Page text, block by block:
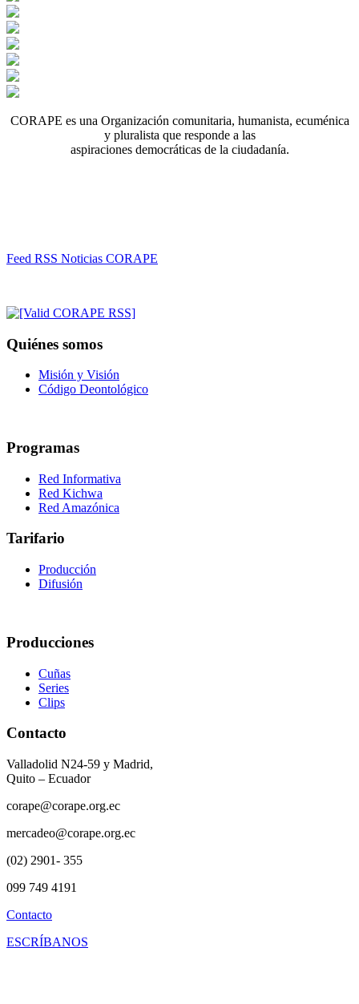
CORAPE es una Organización comunitaria, humanista, ecuménica
y pluralista que responde a las
aspiraciones democráticas de la ciudadanía.
Feed RSS Noticias CORAPE
Quiénes somos
Misión y Visión
Código Deontológico
Programas
Red Informativa
Red Kichwa
Red Amazónica
Tarifario
Producción
Difusión
Producciones
Cuñas
Series
Clips
Contacto
Valladolid N24-59 y Madrid,
Quito – Ecuador
corape@corape.org.ec
mercadeo@corape.org.ec
(02) 2901- 355
099 749 4191
Contacto
ESCRÍBANOS